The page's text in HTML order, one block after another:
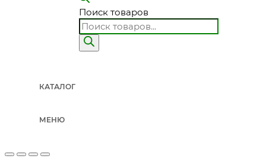
Поиск товаров
КАТАЛОГ
МЕНЮ